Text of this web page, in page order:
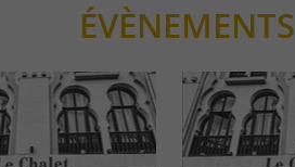
ÉVÈNEMENTS